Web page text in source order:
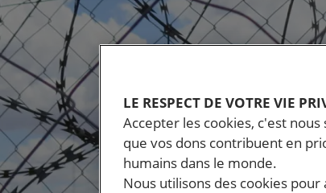
LE RESPECT DE VOTRE VIE
Accepter les cookies, c'est
que vos dons contribuent en
humains dans le monde.
Nous utilisons des cookies